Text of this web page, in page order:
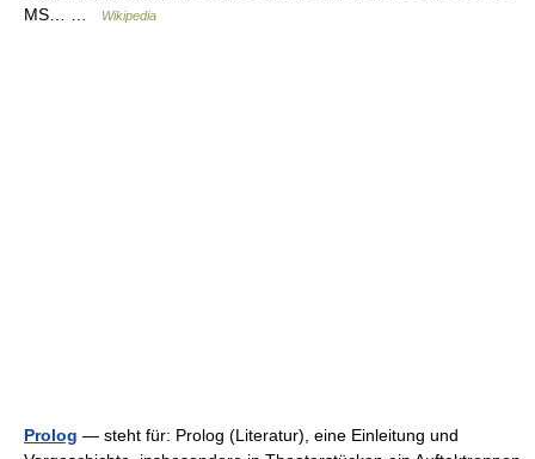
MS… …
Wikipedia
Prolog — steht für: Prolog (Literatur), eine Einleitung und